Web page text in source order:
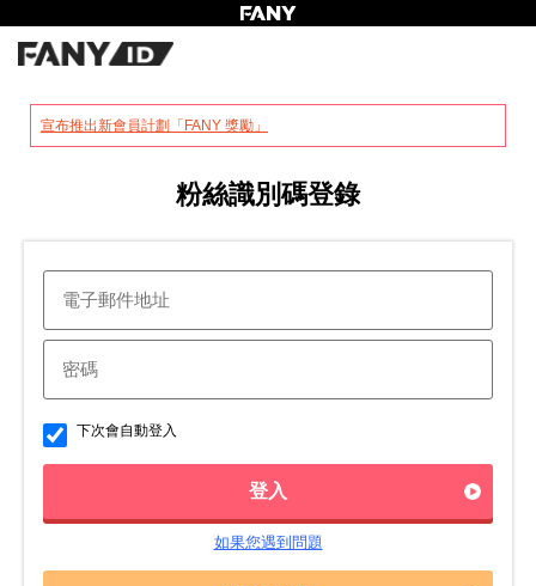
宣布推出新會員計劃「FANY 獎勵」
粉絲識別碼登錄
下次會自動登入
登入
如果您遇到問題